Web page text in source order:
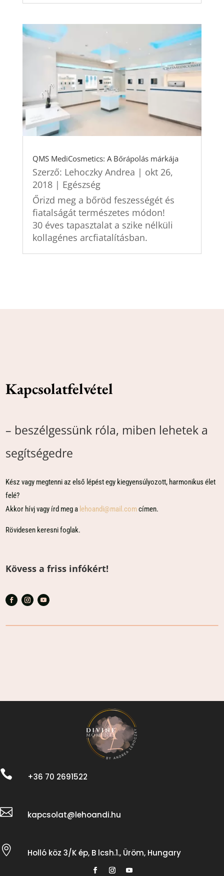
QMS MediCosmetics: A Bőrápolás márkája
Szerző: Lehoczky Andrea | okt 26,
2018| Egészség
Őrizd meg a bőröd feszességét és
fiatalságát természetes módon!
30 éves tapasztalat a szike nélküli
kollagénes arcfiatalításban.
Kapcsolatfelvétel
– beszélgessünk róla, miben lehetek a
segítségedre
Kész vagy megtenni az első lépést egy kiegyensúlyozott, harmonikus élet
felé?
Akkor hívj vagy írd meg a lehoandi@mail.comcímen.
Rövidesen keresni foglak.
Kövess a friss infókért!
 +36 70 2691522
 kapcsolat@lehoandi.hu
 Holló köz 3/K ép, B lcsh.1., Üröm, Hungary